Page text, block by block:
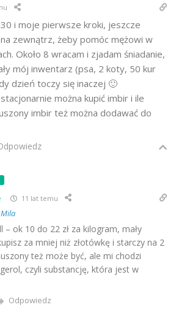
i moje pierwsze kroki, jeszcze
zewnątrz, żeby pomóc mężowi w
Około 8 wracam i zjadam śniadanie,
mój inwentarz (psa, 2 koty, 50 kur
dzień toczy się inaczej 🙂
można kupić imbir i ile
imbir też można dodawać do
11 lat temu
Mila
– ok 10 do 22 zł za kilogram, mały
za mniej niż złotówkę i starczy na 2
też może być, ale mi chodzi
czyli substancję, która jest w
Odpowiedz